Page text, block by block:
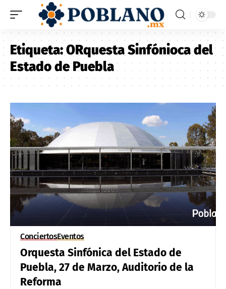
Etiqueta:ORquesta Sinfónioca del
Estado de Puebla
ConciertosEventos
Orquesta Sinfónica del Estado de
Puebla, 27 de Marzo, Auditorio de la
Reforma